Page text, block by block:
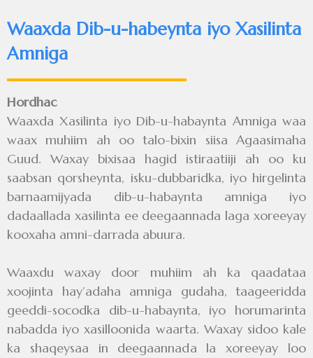
Waaxda Dib-u-habeynta iyo Xasilinta
Amniga
Hordhac
Waaxda Xasilinta iyo Dib-u-habaynta Amniga waa
waax muhiim ah oo talo-bixin siisa Agaasimaha
Guud. Waxay bixisaa hagid istiraatiiji ah oo ku
saabsan qorsheynta, isku-dubbaridka, iyo hirgelinta
barnaamijyada dib-u-habaynta amniga iyo
dadaallada xasilinta ee deegaannada laga xoreeyay
kooxaha amni-darrada abuura.
Waaxdu waxay door muhiim ah ka qaadataa
xoojinta hay’adaha amniga gudaha, taageeridda
geeddi-socodka dib-u-habaynta, iyo horumarinta
nabadda iyo xasilloonida waarta. Waxay sidoo kale
ka shaqeysaa in deegaannada la xoreeyay loo